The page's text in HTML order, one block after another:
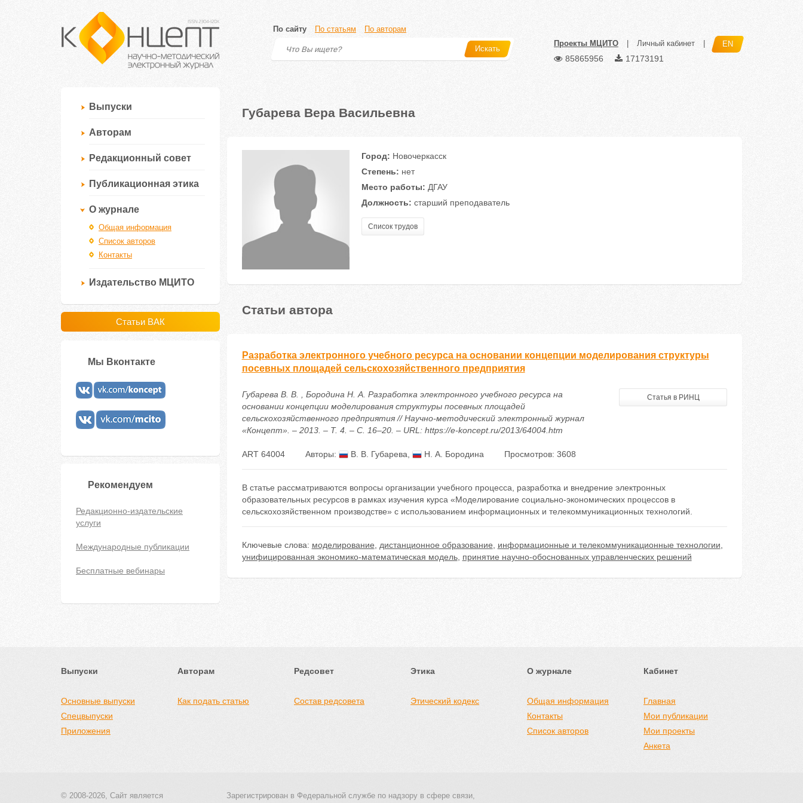
По сайту По статьям По авторам
Искать
Проекты МЦИТО Личный кабинет EN
85865956 17173191
Выпуски
Авторам
Редакционный совет
Публикационная этика
О журнале
Общая информация
Список авторов
Контакты
Издательство МЦИТО
Статьи ВАК
Мы Вконтакте
Рекомендуем
Редакционно-издательские
услуги
Международные публикации
Бесплатные вебинары
Губарева Вера Васильевна
Город: Новочеркасск
Степень: нет
Место работы: ДГАУ
Должность: старший преподаватель
Список трудов
Статьи автора
Разработка электронного учебного ресурса на основании концепции моделирования структуры
посевных площадей сельскохозяйственного предприятия
Губарева В. В. , Бородина Н. А. Разработка электронного учебного ресурса на
основании концепции моделирования структуры посевных площадей
сельскохозяйственного предприятия // Научно-методический электронный журнал
«Концепт». – 2013. – Т. 4. – С. 16–20. – URL: https://e-koncept.ru/2013/64004.htm
Статья в РИНЦ
ART 64004 Авторы: В. В. Губарева Н. А. Бородина Просмотров: 3608
В статье рассматриваются вопросы организации учебного процесса, разработка и внедрение электронных
образовательных ресурсов в рамках изучения курса «Моделирование социально-экономических процессов в
сельскохозяйственном производстве» с использованием информационных и телекоммуникационных технологий.
Ключевые слова: моделирование дистанционное образование информационные и телекоммуникационные технологии
унифицированная экономико-математическая модель, принятие научно-обоснованных управленческих решений
Выпуски
Основные выпуски
Спецвыпуски
Приложения
Авторам
Как подать статью
Редсовет
Состав редсовета
Этика
Этический кодекс
О журнале
Общая информация
Контакты
Список авторов
Кабинет
Главная
Мои публикации
Мои проекты
Анкета
© 2008-2026, Сайт является
Зарегистрирован в Федеральной службе по надзору в сфере связи,